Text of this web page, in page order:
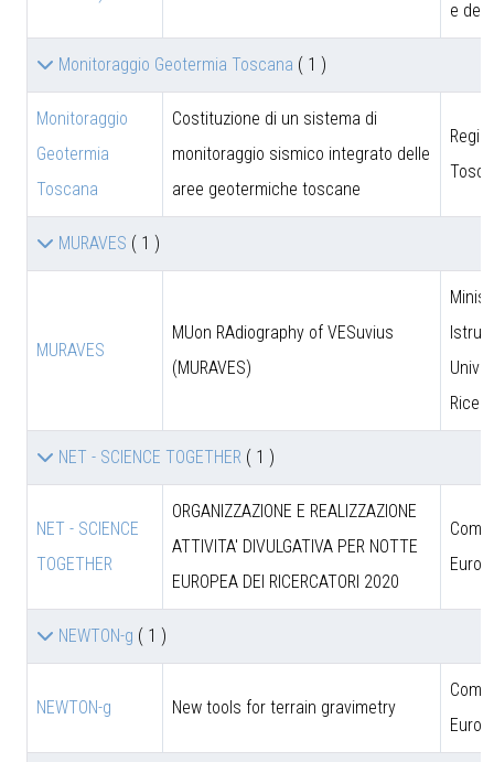
e
Monitoraggio Geotermia Toscana ( 1 )
Monitoraggio
Geotermia
Toscana
Costituzione di un sistema di
monitoraggio sismico integrato delle
aree geotermiche toscane
MURAVES ( 1 )
MURAVES
MUon RAdiography of VESuvius
(MURAVES)
NET - SCIENCE TOGETHER ( 1 )
NET - SCIENCE
TOGETHER
ORGANIZZAZIONE E REALIZZAZIONE
ATTIVITA' DIVULGATIVA PER NOTTE
EUROPEA DEI RICERCATORI 2020
NEWTON-g ( 1 )
NEWTON-g New tools for terrain gravimetry